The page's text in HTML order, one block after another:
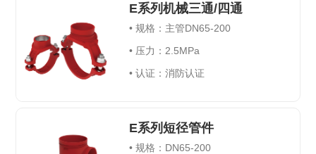
E系列机械三通/四通
•规格：主管DN65-200
• 压力： 2.5MPa
•认证：消防认证
E系列短径管件
•规格： DN65-200